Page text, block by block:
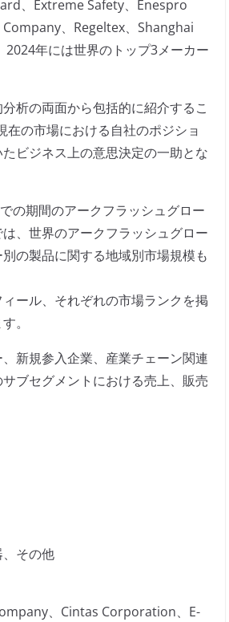
、Extreme Safety、Enespro
、Regeltex、Shanghai
年には世界のトップ3メーカー
析の両面から包括的に紹介するこ
の市場における自社のポジショ
ビジネス上の意思決定の一助とな
の期間のアークフラッシュグロー
、世界のアークフラッシュグロー
の製品に関する地域別市場規模も
ール、それぞれの市場ランクを掲
。
新規参入企業、産業チェーン関連
ブセグメントにおける売上、販売
その他
、Cintas Corporation、E-